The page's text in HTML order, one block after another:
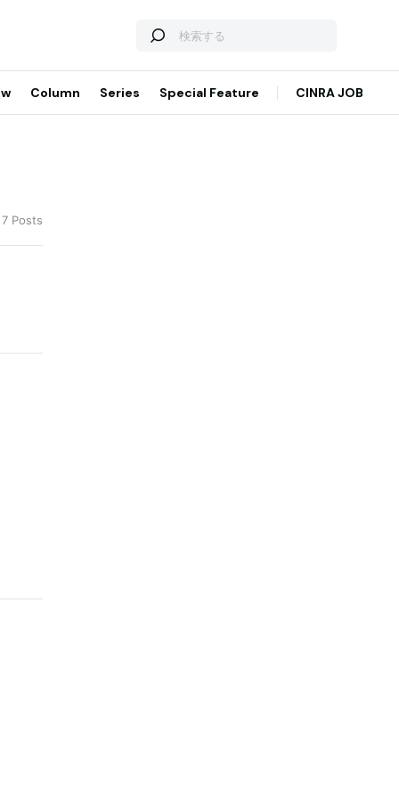
Column Series Special Feature CINRA JOB
Posts